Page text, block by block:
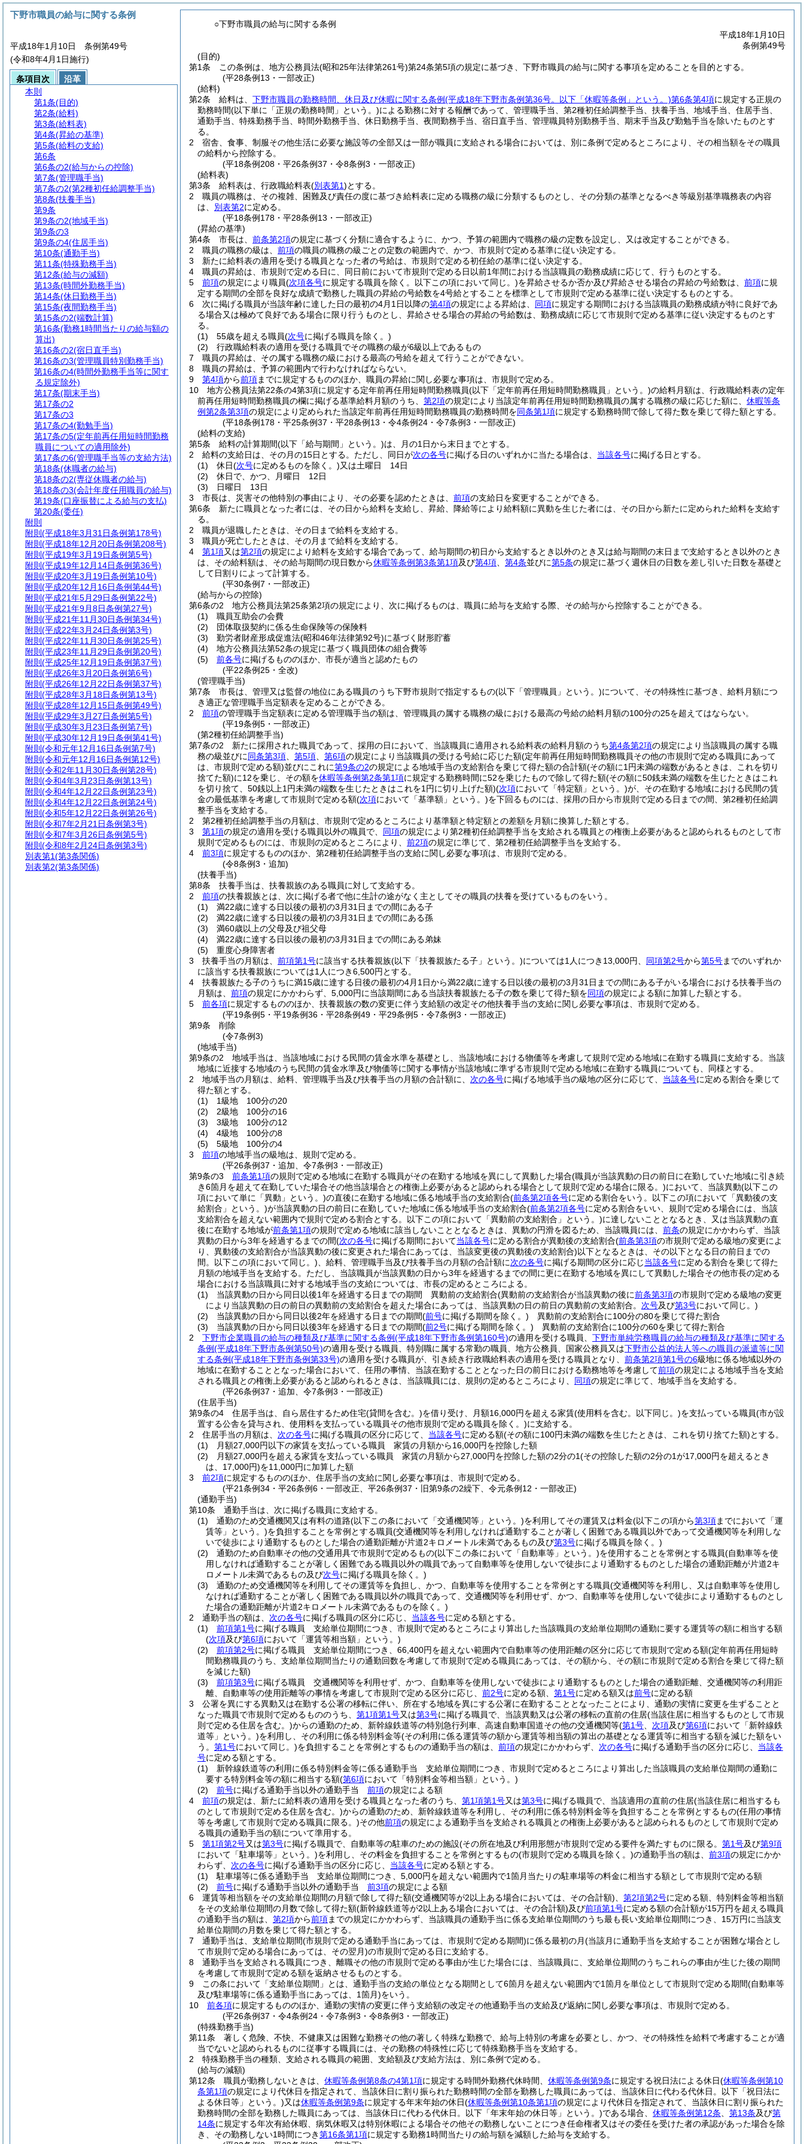
○下野市職員の給与に関する条例
平成18年1月10日
条例第49号
(目的)
第1条
この条例は、地方公務員法(昭和25年法律第261号)第24条第5項の規定に基づき、下野市職員の給与に関する事項を定めることを目的とする。
(平28条例13・一部改正)
(給料)
第2条
給料は、 下野市職員の勤務時間、休日及び休暇に関する条例(平成18年下野市条例第36号。以下「休暇等条例」という。)第6条第4項に規定する正規の
勤務時間(以下単に「正規の勤務時間」という。)による勤務に対する報酬であって、管理職手当、第2種初任給調整手当、扶養手当、地域手当、住居手当、
通勤手当、特殊勤務手当、時間外勤務手当、休日勤務手当、夜間勤務手当、宿日直手当、管理職員特別勤務手当、期末手当及び勤勉手当を除いたものとす
る。
2
宿舎、食事、制服その他生活に必要な施設等の全部又は一部が職員に支給される場合においては、別に条例で定めるところにより、その相当額をその職員
の給料から控除する。
(平18条例208・平26条例37・令8条例3・一部改正)
(給料表)
第3条
給料表は、行政職給料表(別表第1)とする。
2
職員の職務は、その複雑、困難及び責任の度に基づき給料表に定める職務の級に分類するものとし、その分類の基準となるべき等級別基準職務表の内容
は、 別表第2に定める。
(平18条例178・平28条例13・一部改正)
(昇給の基準)
第4条
市長は、 前条第2項の規定に基づく分類に適合するように、かつ、予算の範囲内で職務の級の定数を設定し、又は改定することができる。
2
職員の職務の級は、 前項の職員の職務の級ごとの定数の範囲内で、かつ、市規則で定める基準に従い決定する。
3
新たに給料表の適用を受ける職員となった者の号給は、市規則で定める初任給の基準に従い決定する。
4
職員の昇給は、市規則で定める日に、同日前において市規則で定める日以前1年間における当該職員の勤務成績に応じて、行うものとする。
5
前項の規定により職員(次項各号に規定する職員を除く。以下この項において同じ。)を昇給させるか否か及び昇給させる場合の昇給の号給数は、 前項に規
定する期間の全部を良好な成績で勤務した職員の昇給の号給数を4号給とすることを標準として市規則で定める基準に従い決定するものとする。
6
次に掲げる職員が当該年齢に達した日の最初の4月1日以降の第4項の規定による昇給は、 同項に規定する期間における当該職員の勤務成績が特に良好であ
る場合又は極めて良好である場合に限り行うものとし、昇給させる場合の昇給の号給数は、勤務成績に応じて市規則で定める基準に従い決定するものとす
る。
(1)
55歳を超える職員(次号に掲げる職員を除く。)
(2)
行政職給料表の適用を受ける職員でその職務の級が6級以上であるもの
7
職員の昇給は、その属する職務の級における最高の号給を超えて行うことができない。
8
職員の昇給は、予算の範囲内で行わなければならない。
9
第4項から前項までに規定するもののほか、職員の昇給に関し必要な事項は、市規則で定める。
10
地方公務員法第22条の4第3項に規定する定年前再任用短時間勤務職員(以下「定年前再任用短時間勤務職員」という。)の給料月額は、行政職給料表の定年
前再任用短時間勤務職員の欄に掲げる基準給料月額のうち、 第2項の規定により当該定年前再任用短時間勤務職員の属する職務の級に応じた額に、 休暇等条
例第2条第3項の規定により定められた当該定年前再任用短時間勤務職員の勤務時間を同条第1項に規定する勤務時間で除して得た数を乗じて得た額とする。
(平18条例178・平25条例37・平28条例13・令4条例24・令7条例3・一部改正)
(給料の支給)
第5条
給料の計算期間(以下「給与期間」という。)は、月の1日から末日までとする。
2
給料の支給日は、その月の15日とする。 ただし、同日が次の各号に掲げる日のいずれかに当たる場合は、 当該各号に掲げる日とする。
(1)
休日(次号に定めるものを除く。)又は土曜日 14日
(2)
休日で、かつ、月曜日 12日
(3)
日曜日 13日
3
市長は、災害その他特別の事由により、その必要を認めたときは、 前項の支給日を変更することができる。
第6条
新たに職員となった者には、その日から給料を支給し、昇給、降給等により給料額に異動を生じた者には、その日から新たに定められた給料を支給す
る。
2
職員が退職したときは、その日まで給料を支給する。
3
職員が死亡したときは、その月まで給料を支給する。
4
第1項又は第2項の規定により給料を支給する場合であって、給与期間の初日から支給するとき以外のとき又は給与期間の末日まで支給するとき以外のとき
は、その給料額は、その給与期間の現日数から休暇等条例第3条第1項及び第4項 第4条並びに第5条の規定に基づく週休日の日数を差し引いた日数を基礎と
して日割りによって計算する。
(平30条例7・一部改正)
(給与からの控除)
第6条の2
地方公務員法第25条第2項の規定により、次に掲げるものは、職員に給与を支給する際、その給与から控除することができる。
(1)
職員互助会の会費
(2)
団体取扱契約に係る生命保険等の保険料
(3)
勤労者財産形成促進法(昭和46年法律第92号)に基づく財形貯蓄
(4)
地方公務員法第52条の規定に基づく職員団体の組合費等
(5)
前各号に掲げるもののほか、市長が適当と認めたもの
(平22条例25・全改)
(管理職手当)
第7条
市長は、管理又は監督の地位にある職員のうち下野市規則で指定するもの(以下「管理職員」という。)について、その特殊性に基づき、給料月額につ
き適正な管理職手当定額表を定めることができる。
2
前項の管理職手当定額表に定める管理職手当の額は、管理職員の属する職務の級における最高の号給の給料月額の100分の25を超えてはならない。
(平19条例5・一部改正)
(第2種初任給調整手当)
第7条の2
新たに採用された職員であって、採用の日において、当該職員に適用される給料表の給料月額のうち第4条第2項の規定により当該職員の属する職
務の級並びに同条第3項 第5項 第6項の規定により当該職員の受ける号給に応じた額(定年前再任用短時間勤務職員その他の市規則で定める職員にあって
は、市規則で定める額)並びにこれに第9条の2の規定による地域手当の支給割合を乗じて得た額の合計額(その額に1円未満の端数があるときは、これを切り
捨てた額)に12を乗じ、その額を休暇等条例第2条第1項に規定する勤務時間に52を乗じたもので除して得た額(その額に50銭未満の端数を生じたときはこれ
を切り捨て、50銭以上1円未満の端数を生じたときはこれを1円に切り上げた額)(次項において「特定額」という。)が、その在勤する地域における民間の賃
金の最低基準を考慮して市規則で定める額(次項において「基準額」という。)を下回るものには、採用の日から市規則で定める日までの間、第2種初任給調
整手当を支給する。
2
第2種初任給調整手当の月額は、市規則で定めるところにより基準額と特定額との差額を月額に換算した額とする。
3
第1項の規定の適用を受ける職員以外の職員で、 同項の規定により第2種初任給調整手当を支給される職員との権衡上必要があると認められるものとして市
規則で定めるものには、市規則の定めるところにより、 前2項の規定に準じて、第2種初任給調整手当を支給する。
4
前3項に規定するもののほか、第2種初任給調整手当の支給に関し必要な事項は、市規則で定める。
(令8条例3・追加)
(扶養手当)
第8条
扶養手当は、扶養親族のある職員に対して支給する。
2
前項の扶養親族とは、次に掲げる者で他に生計の途がなく主としてその職員の扶養を受けているものをいう。
(1)
満22歳に達する日以後の最初の3月31日までの間にある子
(2)
満22歳に達する日以後の最初の3月31日までの間にある孫
(3)
満60歳以上の父母及び祖父母
(4)
満22歳に達する日以後の最初の3月31日までの間にある弟妹
(5)
重度心身障害者
3
扶養手当の月額は、 前項第1号に該当する扶養親族(以下「扶養親族たる子」という。)については1人につき13,000円、 同項第2号から第5号までのいずれか
に該当する扶養親族については1人につき6,500円とする。
4
扶養親族たる子のうちに満15歳に達する日後の最初の4月1日から満22歳に達する日以後の最初の3月31日までの間にある子がいる場合における扶養手当の
月額は、 前項の規定にかかわらず、5,000円に当該期間にある当該扶養親族たる子の数を乗じて得た額を同項の規定による額に加算した額とする。
5
前各項に規定するもののほか、扶養親族の数の変更に伴う支給額の改定その他扶養手当の支給に関し必要な事項は、市規則で定める。
(平19条例5・平19条例36・平28条例49・平29条例5・令7条例3・一部改正)
第9条
削除
(令7条例3)
(地域手当)
第9条の2
地域手当は、当該地域における民間の賃金水準を基礎とし、当該地域における物価等を考慮して規則で定める地域に在勤する職員に支給する。 当該
地域に近接する地域のうち民間の賃金水準及び物価等に関する事情が当該地域に準ずる市規則で定める地域に在勤する職員についても、同様とする。
2
地域手当の月額は、給料、管理職手当及び扶養手当の月額の合計額に、 次の各号に掲げる地域手当の級地の区分に応じて、 当該各号に定める割合を乗じて
得た額とする。
(1)
1級地 100分の20
(2)
2級地 100分の16
(3)
3級地 100分の12
(4)
4級地 100分の8
(5)
5級地 100分の4
3
前項の地域手当の級地は、規則で定める。
(平26条例37・追加、令7条例3・一部改正)
第9条の3
前条第1項の規則で定める地域に在勤する職員がその在勤する地域を異にして異動した場合(職員が当該異動の日の前日に在勤していた地域に引き続
き6箇月を超えて在勤していた場合その他当該場合との権衡上必要があると認められる場合として規則で定める場合に限る。)において、当該異動(以下この
項において単に「異動」という。)の直後に在勤する地域に係る地域手当の支給割合(前条第2項各号に定める割合をいう。以下この項において「異動後の支
給割合」という。)が当該異動の日の前日に在勤していた地域に係る地域手当の支給割合(前条第2項各号に定める割合をいい、規則で定める場合には、当該
支給割合を超えない範囲内で規則で定める割合とする。以下この項において「異動前の支給割合」という。)に達しないこととなるとき、又は当該異動の直
後に在勤する地域が前条第1項の規則で定める地域に該当しないこととなるときは、異動の円滑を図るため、当該職員には、 前条の規定にかかわらず、当該
異動の日から3年を経過するまでの間(次の各号に掲げる期間において当該各号に定める割合が異動後の支給割合(前条第3項の市規則で定める級地の変更によ
り、異動後の支給割合が当該異動の後に変更された場合にあっては、当該変更後の異動後の支給割合)以下となるときは、その以下となる日の前日までの
間。以下この項において同じ。) 、給料、管理職手当及び扶養手当の月額の合計額に次の各号に掲げる期間の区分に応じ当該各号に定める割合を乗じて得た
月額の地域手当を支給する。 ただし、当該職員が当該異動の日から3年を経過するまでの間に更に在勤する地域を異にして異動した場合その他市長の定める
場合における当該職員に対する地域手当の支給については、市長の定めるところによる。
(1)
当該異動の日から同日以後1年を経過する日までの期間 異動前の支給割合(異動前の支給割合が当該異動の後に前条第3項の市規則で定める級地の変更
により当該異動の日の前日の異動前の支給割合を超えた場合にあっては、当該異動の日の前日の異動前の支給割合。 次号及び第3号において同じ。)
(2)
当該異動の日から同日以後2年を経過する日までの期間(前号に掲げる期間を除く。) 異動前の支給割合に100分の80を乗じて得た割合
(3)
当該異動の日から同日以後3年を経過する日までの期間(前2号に掲げる期間を除く。) 異動前の支給割合に100分の60を乗じて得た割合
2
下野市企業職員の給与の種類及び基準に関する条例(平成18年下野市条例第160号)の適用を受ける職員、 下野市単純労務職員の給与の種類及び基準に関する
条例(平成18年下野市条例第50号)の適用を受ける職員、特別職に属する常勤の職員、地方公務員、国家公務員又は下野市公益的法人等への職員の派遣等に関
する条例(平成18年下野市条例第33号)の適用を受ける職員が、引き続き行政職給料表の適用を受ける職員となり、 前条第2項第1号の6級地に係る地域以外の
地域に在勤することとなった場合において、任用の事情、当該在勤することとなった日の前日における勤務地等を考慮して前項の規定による地域手当を支給
される職員との権衡上必要があると認められるときは、当該職員には、規則の定めるところにより、 同項の規定に準じて、地域手当を支給する。
(平26条例37・追加、令7条例3・一部改正)
(住居手当)
第9条の4
住居手当は、自ら居住するため住宅(貸間を含む。)を借り受け、月額16,000円を超える家賃(使用料を含む。以下同じ。)を支払っている職員(市が設
置する公舎を貸与され、使用料を支払っている職員その他市規則で定める職員を除く。)に支給する。
2
住居手当の月額は、 次の各号に掲げる職員の区分に応じて、 当該各号に定める額(その額に100円未満の端数を生じたときは、これを切り捨てた額)とする。
(1)
月額27,000円以下の家賃を支払っている職員 家賃の月額から16,000円を控除した額
(2)
月額27,000円を超える家賃を支払っている職員 家賃の月額から27,000円を控除した額の2分の1(その控除した額の2分の1が17,000円を超えるとき
は、17,000円)を11,000円に加算した額
3
前2項に規定するもののほか、住居手当の支給に関し必要な事項は、市規則で定める。
(平21条例34・平26条例6・一部改正、平26条例37・旧第9条の2繰下、令元条例12・一部改正)
(通勤手当)
第10条
通勤手当は、次に掲げる職員に支給する。
(1)
通勤のため交通機関又は有料の道路(以下この条において「交通機関等」という。)を利用してその運賃又は料金(以下この項から第3項までにおいて「運
賃等」という。)を負担することを常例とする職員(交通機関等を利用しなければ通勤することが著しく困難である職員以外であって交通機関等を利用しな
いで徒歩により通勤するものとした場合の通勤距離が片道2キロメートル未満であるもの及び第3号に掲げる職員を除く。)
(2)
通勤のため自動車その他の交通用具で市規則で定めるもの(以下この条において「自動車等」という。)を使用することを常例とする職員(自動車等を使
用しなければ通勤することが著しく困難である職員以外の職員であって自動車等を使用しないで徒歩により通勤するものとした場合の通勤距離が片道2キ
ロメートル未満であるもの及び次号に掲げる職員を除く。)
(3)
通勤のため交通機関等を利用してその運賃等を負担し、かつ、自動車等を使用することを常例とする職員(交通機関等を利用し、又は自動車等を使用し
なければ通勤することが著しく困難である職員以外の職員であって、交通機関等を利用せず、かつ、自動車等を使用しないで徒歩により通勤するものとし
た場合の通勤距離が片道2キロメートル未満であるものを除く。)
2
通勤手当の額は、 次の各号に掲げる職員の区分に応じ、 当該各号に定める額とする。
(1)
前項第1号に掲げる職員 支給単位期間につき、市規則で定めるところにより算出した当該職員の支給単位期間の通勤に要する運賃等の額に相当する額
(次項及び第6項において「運賃等相当額」という。)
(2)
前項第2号に掲げる職員 支給単位期間につき、66,400円を超えない範囲内で自動車等の使用距離の区分に応じて市規則で定める額(定年前再任用短時
間勤務職員のうち、支給単位期間当たりの通勤回数を考慮して市規則で定める職員にあっては、その額から、その額に市規則で定める割合を乗じて得た額
を減じた額)
(3)
前項第3号に掲げる職員 交通機関等を利用せず、かつ、自動車等を使用しないで徒歩により通勤するものとした場合の通勤距離、交通機関等の利用距
離、自動車等の使用距離等の事情を考慮して市規則で定める区分に応じ、 前2号に定める額、 第1号に定める額又は前号に定める額
3
公署を異にする異動又は在勤する公署の移転に伴い、所在する地域を異にする公署に在勤することとなったことにより、通勤の実情に変更を生ずることと
なった職員で市規則で定めるもののうち、 第1項第1号又は第3号に掲げる職員で、当該異動又は公署の移転の直前の住居(当該住居に相当するものとして市規
則で定める住居を含む。)からの通勤のため、新幹線鉄道等の特別急行列車、高速自動車国道その他の交通機関等(第1号 次項及び第6項において「新幹線鉄
道等」という。)を利用し、その利用に係る特別料金等(その利用に係る運賃等の額から運賃等相当額の算出の基礎となる運賃等に相当する額を減じた額をい
う。 第1号において同じ。)を負担することを常例とするものの通勤手当の額は、 前項の規定にかかわらず、 次の各号に掲げる通勤手当の区分に応じ、 当該各
号に定める額とする。
(1)
新幹線鉄道等の利用に係る特別料金等に係る通勤手当 支給単位期間につき、市規則で定めるところにより算出した当該職員の支給単位期間の通勤に
要する特別料金等の額に相当する額(第6項において「特別料金等相当額」という。)
(2)
前号に掲げる通勤手当以外の通勤手当 前項の規定による額
4
前項の規定は、新たに給料表の適用を受ける職員となった者のうち、 第1項第1号又は第3号に掲げる職員で、当該適用の直前の住居(当該住居に相当するも
のとして市規則で定める住居を含む。)からの通勤のため、新幹線鉄道等を利用し、その利用に係る特別料金等を負担することを常例とするもの(任用の事情
等を考慮して市規則で定める職員に限る。)その他前項の規定による通勤手当を支給される職員との権衡上必要があると認められるものとして市規則で定め
る職員の通勤手当の額について準用する。
5
第1項第2号又は第3号に掲げる職員で、自動車等の駐車のための施設(その所在地及び利用形態が市規則で定める要件を満たすものに限る。 第1号及び第9項
において「駐車場等」という。)を利用し、その料金を負担することを常例とするもの(市規則で定める職員を除く。)の通勤手当の額は、 前3項の規定にかか
わらず、 次の各号に掲げる通勤手当の区分に応じ、 当該各号に定める額とする。
(1)
駐車場等に係る通勤手当 支給単位期間につき、5,000円を超えない範囲内で1箇月当たりの駐車場等の料金に相当する額として市規則で定める額
(2)
前号に掲げる通勤手当以外の通勤手当 前3項の規定による額
6
運賃等相当額をその支給単位期間の月額で除して得た額(交通機関等が2以上ある場合においては、その合計額) 第2項第2号に定める額、特別料金等相当額
をその支給単位期間の月数で除して得た額(新幹線鉄道等が2以上ある場合においては、その合計額)及び前項第1号に定める額の合計額が15万円を超える職員
の通勤手当の額は、 第2項から前項までの規定にかかわらず、当該職員の通勤手当に係る支給単位期間のうち最も長い支給単位期間につき、15万円に当該支
給単位期間の月数を乗じて得た額とする。
7
通勤手当は、支給単位期間(市規則で定める通勤手当にあっては、市規則で定める期間)に係る最初の月(当該月に通勤手当を支給することが困難な場合とし
て市規則で定める場合にあっては、その翌月)の市規則で定める日に支給する。
8
通勤手当を支給される職員につき、離職その他の市規則で定める事由が生じた場合には、当該職員に、支給単位期間のうちこれらの事由が生じた後の期間
を考慮して市規則で定める額を返納させるものとする。
9
この条において「支給単位期間」とは、通勤手当の支給の単位となる期間として6箇月を超えない範囲内で1箇月を単位として市規則で定める期間(自動車等
及び駐車場等に係る通勤手当にあっては、1箇月)をいう。
10
前各項に規定するもののほか、通勤の実情の変更に伴う支給額の改定その他通勤手当の支給及び返納に関し必要な事項は、市規則で定める。
(平26条例37・令4条例24・令7条例3・令8条例3・一部改正)
(特殊勤務手当)
第11条
著しく危険、不快、不健康又は困難な勤務その他の著しく特殊な勤務で、給与上特別の考慮を必要とし、かつ、その特殊性を給料で考慮することが適
当でないと認められるものに従事する職員には、その勤務の特殊性に応じて特殊勤務手当を支給する。
2
特殊勤務手当の種類、支給される職員の範囲、支給額及び支給方法は、別に条例で定める。
(給与の減額)
第12条
職員が勤務しないときは、 休暇等条例第8条の4第1項に規定する時間外勤務代休時間、 休暇等条例第9条に規定する祝日法による休日(休暇等条例第10
条第1項の規定により代休日を指定されて、当該休日に割り振られた勤務時間の全部を勤務した職員にあっては、当該休日に代わる代休日。以下「祝日法に
よる休日等」という。)又は休暇等条例第9条に規定する年末年始の休日(休暇等条例第10条第1項の規定により代休日を指定されて、当該休日に割り振られた
勤務時間の全部を勤務した職員にあっては、当該休日に代わる代休日。以下「年末年始の休日等」という。)である場合、 休暇等条例第12条 第13条及び第
14条に規定する年次有給休暇、病気休暇又は特別休暇による場合その他その勤務しないことにつき任命権者又はその委任を受けた者の承認があった場合を除
き、その勤務しない1時間につき第16条第1項に規定する勤務1時間当たりの給与額を減額した給与を支給する。
下野市職員の給与に関する条例
平成18年1月10日 条例第49号
(令和8年4月1日施行)
条項目次
沿革
本則
第1条(目的)
第2条(給料)
第3条(給料表)
第4条(昇給の基準)
第5条(給料の支給)
第6条
第6条の2(給与からの控除)
第7条(管理職手当)
第7条の2(第2種初任給調整手当)
第8条(扶養手当)
第9条
第9条の2(地域手当)
第9条の3
第9条の4(住居手当)
第10条(通勤手当)
第11条(特殊勤務手当)
第12条(給与の減額)
第13条(時間外勤務手当)
第14条(休日勤務手当)
第15条(夜間勤務手当)
第15条の2(端数計算)
第16条(勤務1時間当たりの給与額の
算出)
第16条の2(宿日直手当)
第16条の3(管理職員特別勤務手当)
第16条の4(時間外勤務手当等に関す
る規定除外)
第17条(期末手当)
第17条の2
第17条の3
第17条の4(勤勉手当)
第17条の5(定年前再任用短時間勤務
職員についての適用除外)
第17条の6(管理職手当等の支給方法)
第18条(休職者の給与)
第18条の2(専従休職者の給与)
第18条の3(会計年度任用職員の給与)
第19条(口座振替による給与の支払)
第20条(委任)
附則
附則 (平成18年3月31日条例第178号)
附則 (平成18年12月20日条例第208号)
附則 (平成19年3月19日条例第5号)
附則 (平成19年12月14日条例第36号)
附則 (平成20年3月19日条例第10号)
附則 (平成20年12月16日条例第44号)
附則 (平成21年5月29日条例第22号)
附則 (平成21年9月8日条例第27号)
附則 (平成21年11月30日条例第34号)
附則 (平成22年3月24日条例第3号)
附則 (平成22年11月30日条例第25号)
附則 (平成23年11月29日条例第20号)
附則 (平成25年12月19日条例第37号)
附則 (平成26年3月20日条例第6号)
附則 (平成26年12月22日条例第37号)
附則 (平成28年3月18日条例第13号)
附則 (平成28年12月15日条例第49号)
附則 (平成29年3月27日条例第5号)
附則 (平成30年3月23日条例第7号)
附則 (平成30年12月19日条例第41号)
附則 (令和元年12月16日条例第7号)
附則 (令和元年12月16日条例第12号)
附則 (令和2年11月30日条例第28号)
附則 (令和4年3月23日条例第13号)
附則 (令和4年12月22日条例第23号)
附則 (令和4年12月22日条例第24号)
附則 (令和5年12月22日条例第26号)
附則 (令和7年2月21日条例第3号)
附則 (令和7年3月26日条例第5号)
附則 (令和8年2月24日条例第3号)
別表第1(第3条関係)
別表第2(第3条関係)